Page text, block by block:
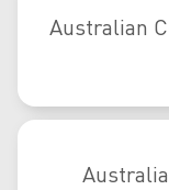
Australian